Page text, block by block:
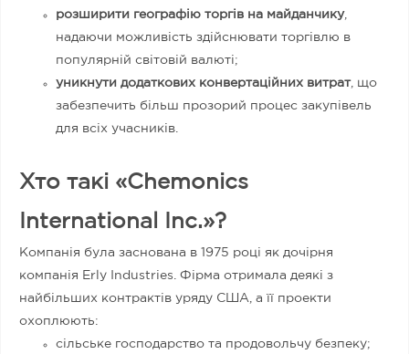
розширити географію торгів на майданчику,
надаючи можливість здійснювати торгівлю в
популярній світовій валюті;
уникнути додаткових конвертаційних витрат, що
забезпечить більш прозорий процес закупівель
для всіх учасників.
Хто такі «Chemonics
International Inc.»?
Компанія була заснована в 1975 році як дочірня
компанія Erly Industries. Фірма отримала деякі з
найбільших контрактів уряду США, а її проекти
охоплюють:
сільське господарство та продовольчу безпеку;